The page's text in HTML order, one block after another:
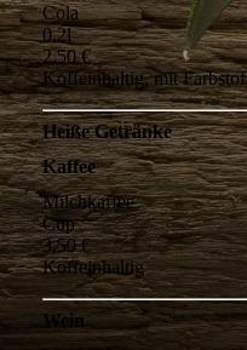
Cola
0,2l
2,50 €
Koffeinhaltig, mit
Heiße Getränke
Kaffee
Milchkaffee
Cup
3,50 €
Koffeinhaltig
Wein